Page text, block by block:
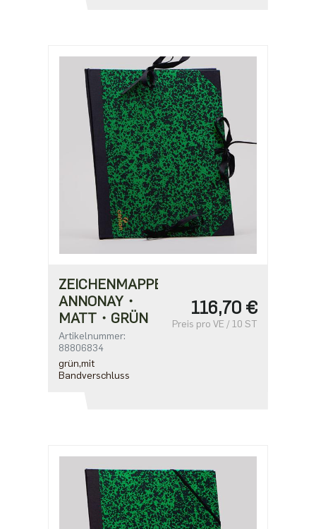
ZEICHENMAPPE
ANNONAY・
MATT・GRÜN
Artikelnummer:
88806834
grün,mit
Bandverschluss
116,70 €
Preis pro VE / 10 ST